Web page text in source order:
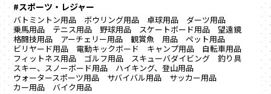
#スポーツ・レジャー
バトミントン用品 ボウリング用品 卓球用品
ダーツ用品
乗馬用品
テニス用品 野球用品 スケートボード用品
望遠鏡
格闘技用品
アーチェリー用品 観賞魚 用品
ペット用品
ビリヤード用品
電動キックボード キャンプ用品
自転車用品
フィットネス用品
ゴルフ用品 スキューバダイビング
釣り具
スキー、スノーボード用品
ハイキング、登山用品
ウォータースポーツ用品
サバイバル用品
サッカー用品
カー用品
バイク用品